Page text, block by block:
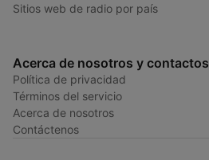
Sitios web de radio por país
Acerca de nosotros y contactos
Política de privacidad
Términos del servicio
Acerca de nosotros
Contáctenos